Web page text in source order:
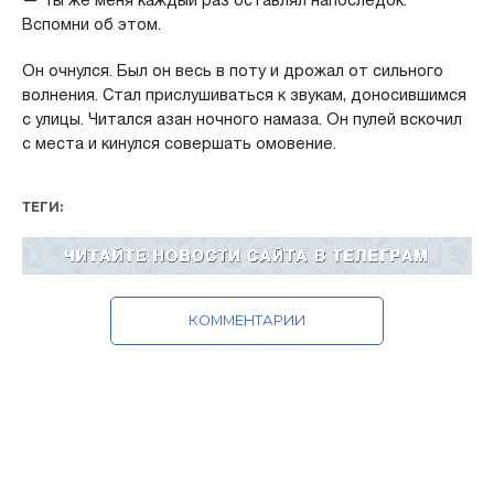
Вспомни об этом.
Он очнулся. Был он весь в поту и дрожал от сильного
волнения. Стал прислушиваться к звукам, доносившимся
с улицы. Читался азан ночного намаза. Он пулей вскочил
с места и кинулся совершать омовение.
ТЕГИ:
КОММЕНТАРИИ